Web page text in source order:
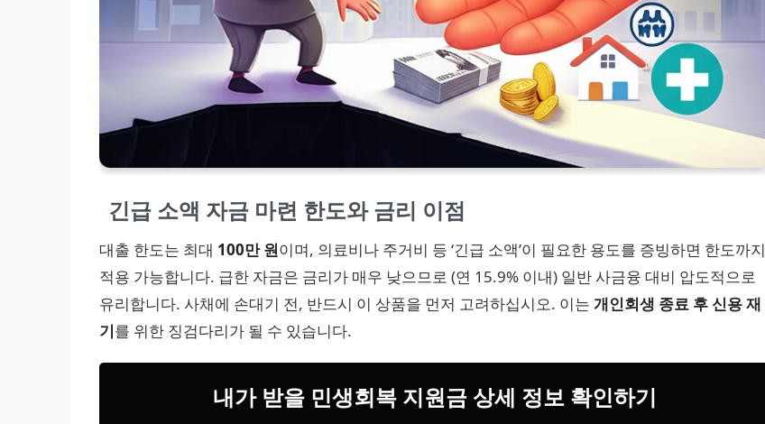
긴급 소액 자금 마련 한도와 금리 이점
대출 한도는 최대 100만 원이며, 의료비나 주거비 등 ‘긴급 소액’이 필요한 용도를 증빙하면 한도까지
적용 가능합니다. 급한 자금은 금리가 매우 낮으므로 (연 15.9% 이내) 일반 사금융 대비 압도적으로
유리합니다. 사채에 손대기 전, 반드시 이 상품을 먼저 고려하십시오. 이는개인회생 종료 후 신용 재
기를 위한 징검다리가 될 수 있습니다.
내가 받을 민생회복 지원금 상세 정보 확인하기